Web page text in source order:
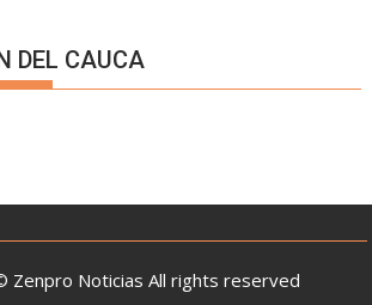
DEL CAUCA
Zenpro Noticias All rights reserved